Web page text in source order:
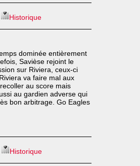
Historique
dominée entièrement
Savièse rejoint le
sur Riviera, ceux-ci
va faire mal aux
au score mais
au gardien adverse qui
bon arbitrage. Go Eagles
Historique